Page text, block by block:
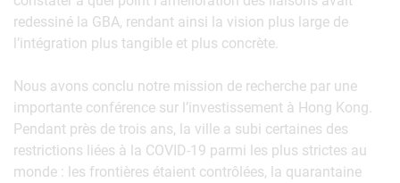
redessiné la GBA, rendant ainsi la vision plus large de
l’intégration plus tangible et plus concrète.
Nous avons conclu notre mission de recherche par une
importante conférence sur l’investissement à Hong Kong.
Pendant près de trois ans, la ville a subi certaines des
restrictions liées à la COVID-19 parmi les plus strictes au
monde : les frontières étaient contrôlées, la quarantaine